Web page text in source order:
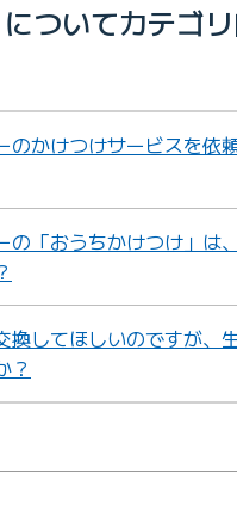
についてカテゴ
のかけつけサービスを依
の「おうちかけつけ」は
換してほしいのですが、
？